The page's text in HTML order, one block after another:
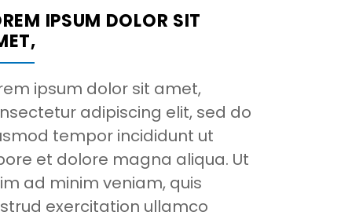
IPSUM DOLOR SIT
ipsum dolor sit amet,
adipiscing elit, sed do
tempor incididunt ut
et dolore magna aliqua. Ut
ad minim veniam, quis
exercitation ullamco